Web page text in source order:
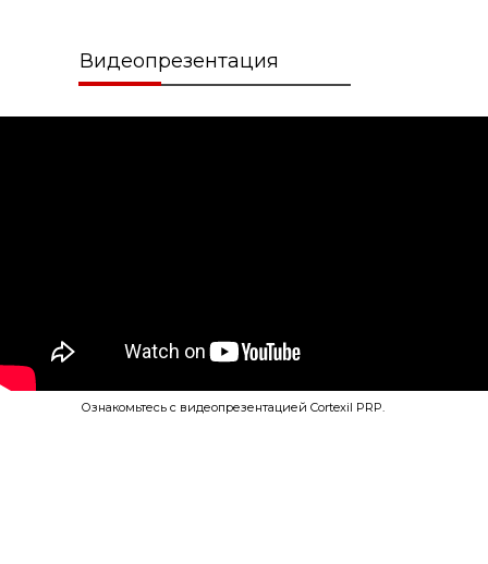
Видеопрезентация
Ознакомьтесь с видеопрезентацией Cortexil PRP.